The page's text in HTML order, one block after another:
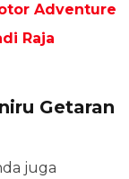
Adventure
Raja
Getaran
juga